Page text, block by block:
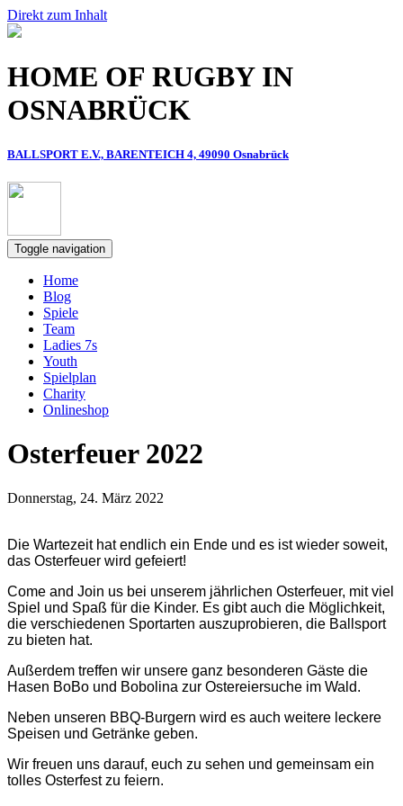
Direkt zum Inhalt
HOME OF RUGBY IN
OSNABRÜCK
BALLSPORT E.V., BARENTEICH 4, 49090 Osnabrück
Toggle navigation
Home
Blog
Spiele
Team
Ladies 7s
Youth
Spielplan
Charity
Onlineshop
Osterfeuer 2022
Donnerstag, 24. März 2022
Die Wartezeit hat endlich ein Ende und es ist wieder soweit,
das Osterfeuer wird gefeiert!
Come and Join us bei unserem jährlichen Osterfeuer, mit viel
Spiel und Spaß für die Kinder. Es gibt auch die Möglichkeit,
die verschiedenen Sportarten auszuprobieren, die Ballsport
zu bieten hat.
Außerdem treffen wir unsere ganz besonderen Gäste die
Hasen BoBo und Bobolina zur Ostereiersuche im Wald.
Neben unseren BBQ-Burgern wird es auch weitere leckere
Speisen und Getränke geben.
Wir freuen uns darauf, euch zu sehen und gemeinsam ein
tolles Osterfest zu feiern.